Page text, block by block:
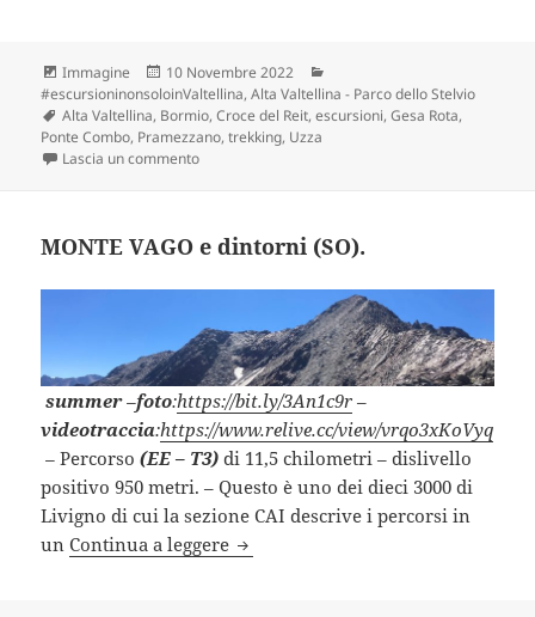
Formato
Immagine
Scritto
il
10 Novembre 2022
#escursioninonsoloinValtellina,Alta Valtellina - Parco dello Stelvio
Tag
Alta Valtellina, Bormio,Croce del Reit,escursioni,Gesa Rota,
Ponte Combo, Pramezzano,trekking, Uzza
Lascia un commentosu CROCE DELLA REIT (SO).
MONTE VAGO e dintorni (SO).
summer –foto:https://bit.ly/3An1c9r –
videotraccia:https://www.relive.cc/view/vrqo3xKoVyq
–Percorso(EE – T3) di 11,5 chilometri – dislivello
positivo 950 metri. – Questo è uno dei dieci 3000 di
Livigno di cui la sezione CAI descrive i percorsi in
unContinua a leggere MONTE VAGO e dintorni (SO).